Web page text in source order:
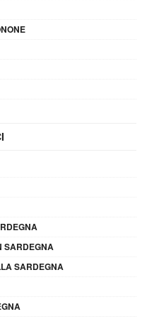
SARDEGNA
SARDEGNA